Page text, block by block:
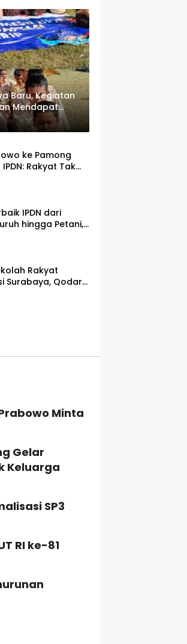
Baru, Kegiatan
Mendapat
Positif Orang
ke Pamong
Rakyat Tak
Berbelit
IPDN dari
hingga Petani,
Hati
Rakyat
Surabaya, Qodari:
Setara Sekolah
Minta
Gelar
Keluarga
SP3
RI ke-81